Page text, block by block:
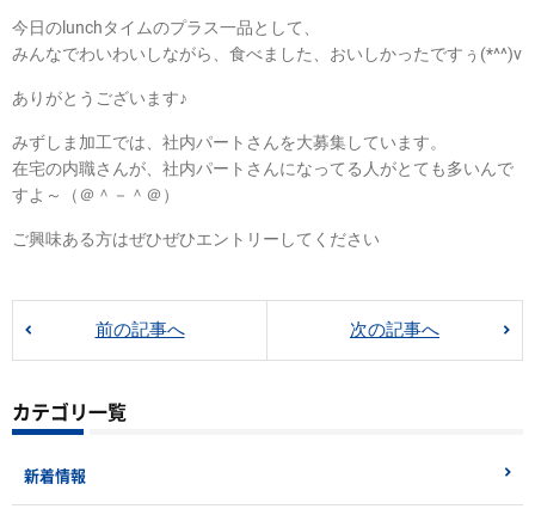
今日のlunchタイムのプラス一品として、
みんなでわいわいしながら、食べました、おいしかったですぅ(*^^)v
ありがとうございます♪
みずしま加工では、社内パートさんを大募集しています。
在宅の内職さんが、社内パートさんになってる人がとても多いんで
すよ～（＠＾－＾＠）
ご興味ある方はぜひぜひエントリーしてください
前の記事へ 次の記事へ
カテゴリ一覧
新着情報